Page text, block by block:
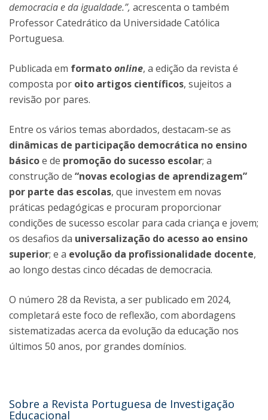
democracia e da igualdade.”, acrescenta o também
Professor Catedrático da Universidade Católica
Portuguesa.
Publicada em formatoonline, a edição da revista é
composta por oito artigos científicos, sujeitos a
revisão por pares.
Entre os vários temas abordados, destacam-se as
dinâmicas de participação democrática no ensino
básicoe de promoção do sucesso escolar; a
construção de “novas ecologias de aprendizagem”
por parte das escolas, que investem em novas
práticas pedagógicas e procuram proporcionar
condições de sucesso escolar para cada criança e jovem;
os desafios da universalização do acesso ao ensino
superior; e a evolução da profissionalidade docente,
ao longo destas cinco décadas de democracia.
O número 28 da Revista, a ser publicado em 2024,
completará este foco de reflexão, com abordagens
sistematizadas acerca da evolução da educação nos
últimos 50 anos, por grandes domínios.
Sobre a Revista Portuguesa de Investigação
Educacional